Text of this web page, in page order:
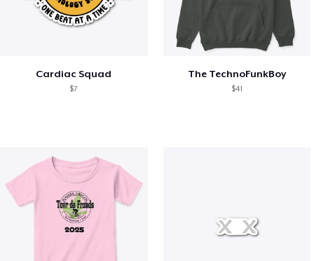
Cardiac Squad
$7
The TechnoFunkBoy
$41